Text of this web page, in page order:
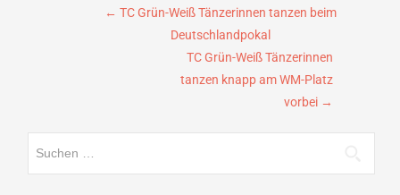
Beitragsnavigation
← TC Grün-Weiß Tänzerinnen tanzen beim
Deutschlandpokal
TC Grün-Weiß Tänzerinnen
tanzen knapp am WM-Platz
vorbei →